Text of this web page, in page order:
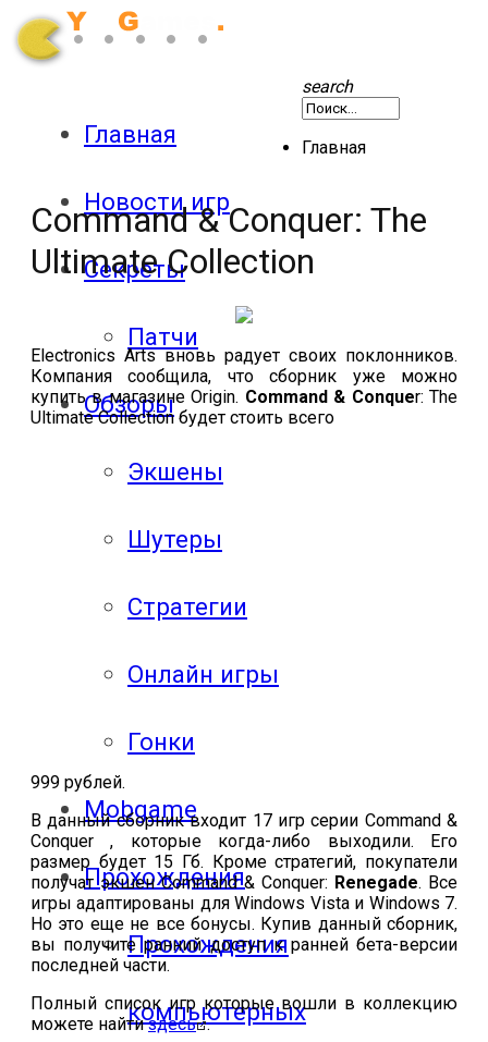
Главная
Новости игр
Секреты
Патчи
Обзоры
Экшены
Шутеры
Стратегии
Онлайн игры
Гонки
Mobgame
Прохождения
Прохождения
компьютерных
search
Главная
Command & Conquer: The
Ultimate Collection
Electronics Arts вновь радует своих поклонников.
Компания сообщила, что сборник уже можно
купить в магазине Origin. Command & Conquer: The
Ultimate Collection будет стоить всего
999 рублей.
В данный сборник входит 17 игр серии Command &
Conquer , которые когда-либо выходили. Его
размер будет 15 Гб. Кроме стратегий, покупатели
получат экшен Command & Conquer: Renegade. Все
игры адаптированы для Windows Vista и Windows 7.
Но это еще не все бонусы. Купив данный сборник,
вы получите ранний доступ к ранней бета-версии
последней части.
Полный список игр которые вошли в коллекцию
можете найтиздесь .